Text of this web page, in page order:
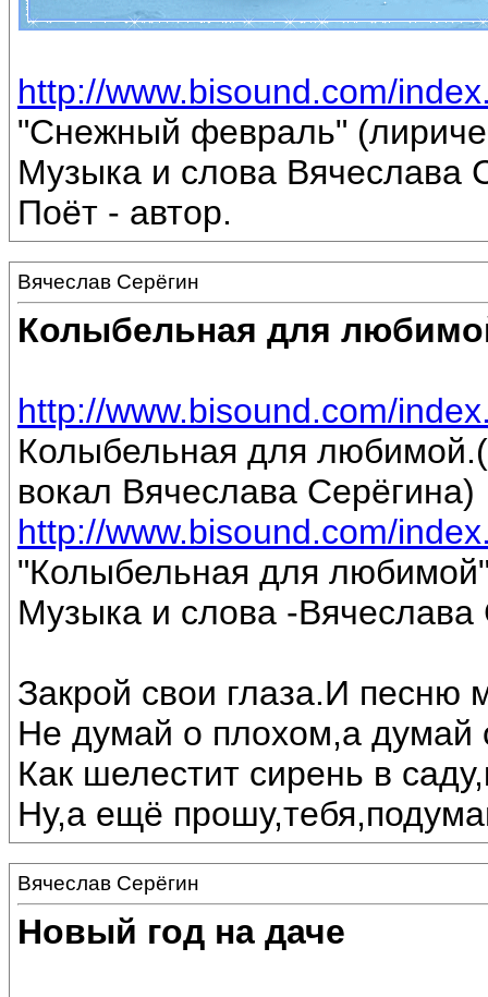
http://www.bisound.com/
"Снежный февраль"
Музыка и слова Вячеслава
Поёт - автор.
Вячеслав Серёгин
Колыбельная для
http://www.bisound.com/
Колыбельная для
вокал Вячеслава Серёгина)
http://www.bisound.com/
"Колыбельная для
Музыка и слова -Вячеслава
Закрой свои глаза.И песню
Не думай о плохом,а думай
Как шелестит сирень в
Ну,а ещё
Вячеслав Серёгин
Новый год на даче